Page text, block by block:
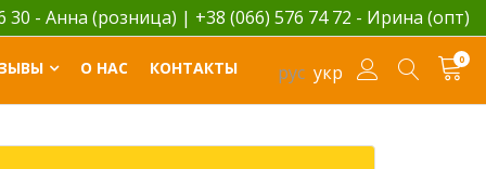
30 - Анна (розница) | +38 (066) 576 74 72 - Ирина (опт)
рус укр
0
О НАС КОНТАКТЫ